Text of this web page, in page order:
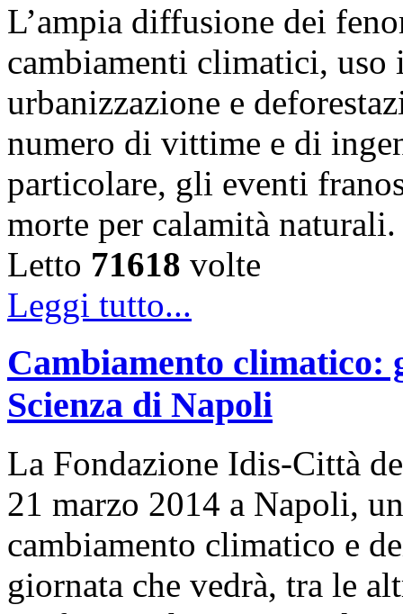
L’ampia diffusione dei
cambiamenti climatici,
urbanizzazione e
numero di vittime e di
particolare, gli eventi
morte per calamità
Letto 71618 volte
Leggi tutto...
Cambiamento climatico:
Scienza di Napoli
La Fondazione Idis-Città
21 marzo 2014 a Napoli,
cambiamento climatico e
giornata che vedrà, tra le